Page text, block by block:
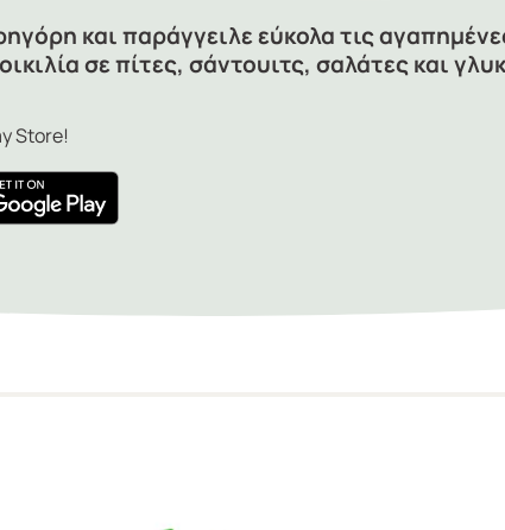
και παράγγειλε εύκολα τις
σε πίτες, σάντουιτς, σαλάτες και
Store!